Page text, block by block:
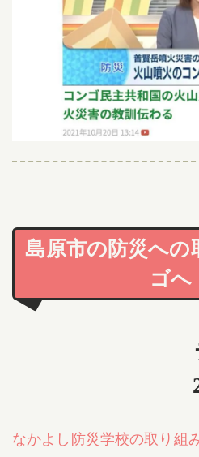
島原市の防災への
ゴへ
なかよし防災学校の取り組